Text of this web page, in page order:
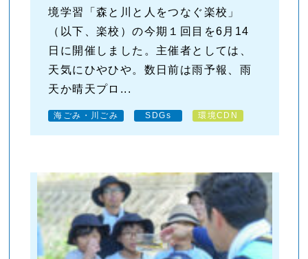
境学習「森と川と人をつなぐ楽校」
（以下、楽校）の今期１回目を6月14
日に開催しました。主催者としては、
天気にひやひや。数日前は雨予報、雨
天か晴天プロ...
海ごみ・川ごみ SDGs 環境CDN